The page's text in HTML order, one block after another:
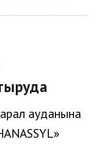
ауданына